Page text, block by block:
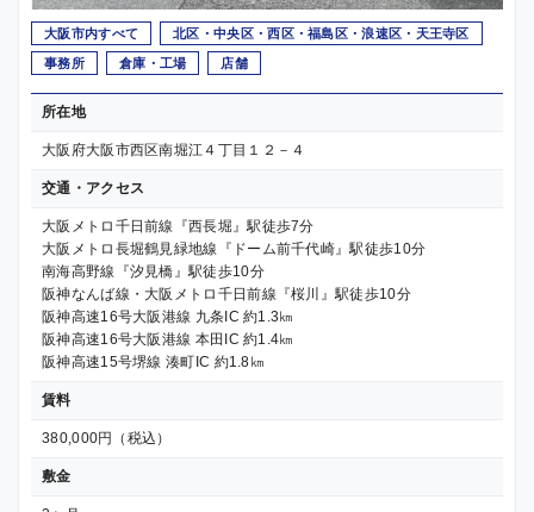
大阪市内すべて 北区・中央区・西区・福島区・浪速区・天王寺区
事務所 倉庫・工場 店舗
所在地
大阪府大阪市西区南堀江４丁目１２－４
交通・アクセス
大阪メトロ千日前線『西長堀』駅徒歩7分
大阪メトロ長堀鶴見緑地線『ドーム前千代崎』駅徒歩10分
南海高野線『汐見橋』駅徒歩10分
阪神なんば線・大阪メトロ千日前線『桜川』駅徒歩10分
阪神高速16号大阪港線 九条IC 約1.3㎞
阪神高速16号大阪港線 本田IC 約1.4㎞
阪神高速15号堺線 湊町IC 約1.8㎞
賃料
380,000円（税込）
敷金